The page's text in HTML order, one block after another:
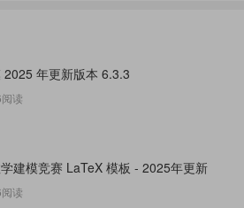
2025 年更新版本 6.3.3
读
建模竞赛 LaTeX 模板 - 2025年更新
读